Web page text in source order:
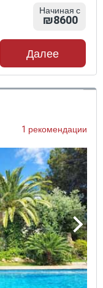
Начиная с
₪8600
Далее
1 рекомендации